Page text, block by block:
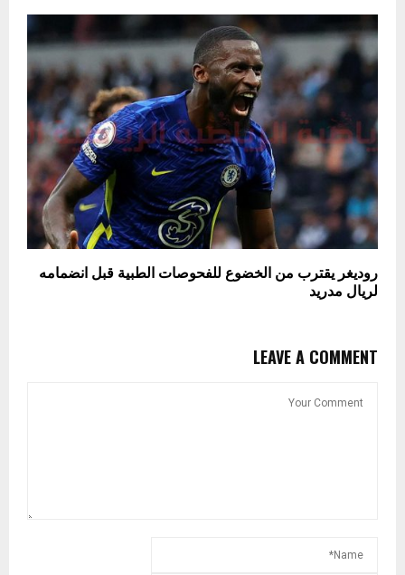
روديغر يقترب من الخضوع للفحوصات الطبية قبل انضمامه
لريال مدريد
LEAVE A COMMENT